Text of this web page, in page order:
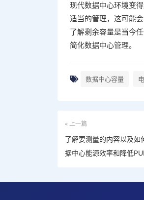
现代数据中心环境变
适当的管理，这可能
了解剩余容量是当今
简化数据中心管理。
数据中心容量
« 上一篇
了解要测量的内容以及如
据中心能源效率和降低